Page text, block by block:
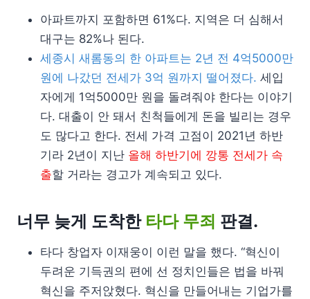
아파트까지 포함하면 61%다. 지역은 더 심해서
대구는 82%나 된다.
세종시 새롬동의 한 아파트는 2년 전 4억5000만
원에 나갔던 전세가 3억 원까지 떨어졌다. 세입
자에게 1억5000만 원을 돌려줘야 한다는 이야기
다. 대출이 안 돼서 친척들에게 돈을 빌리는 경우
도 많다고 한다. 전세 가격 고점이 2021년 하반
기라 2년이 지난 올해 하반기에 깡통 전세가 속
출할 거라는 경고가 계속되고 있다.
너무 늦게 도착한 타다 무죄 판결.
타다 창업자 이재웅이 이런 말을 했다. “혁신이
두려운 기득권의 편에 선 정치인들은 법을 바꿔
혁신을 주저앉혔다. 혁신을 만들어내는 기업가를